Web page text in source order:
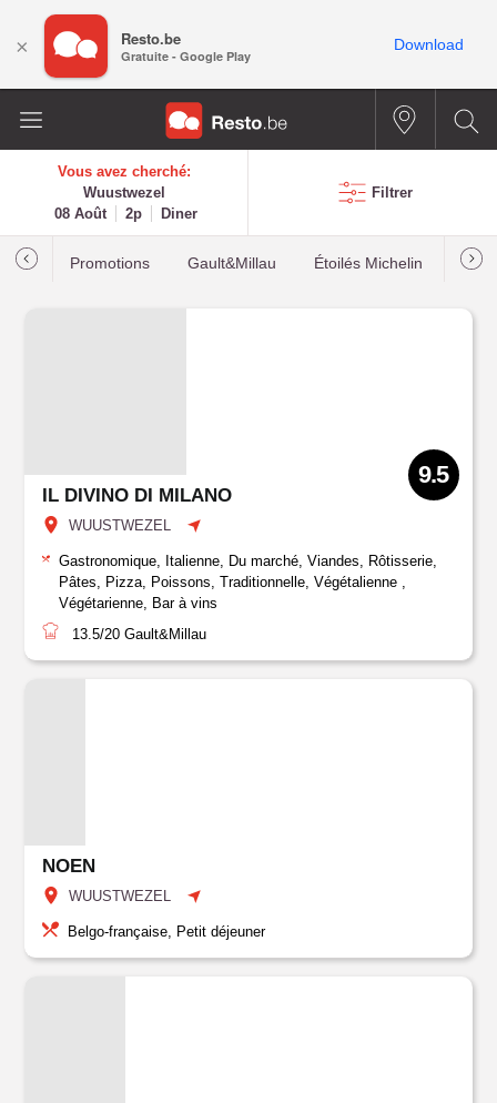
Vous avez cherché:
Wuustwezel
08 Août
2p Diner
Filtrer
Promotions Gault&Millau Étoilés Michelin Les
IL DIVINO DI MILANO
WUUSTWEZEL
9.5
Gastronomique, Italienne, Du marché, Viandes, Rôtisserie,
Pâtes, Pizza, Poissons, Traditionnelle, Végétalienne ,
Végétarienne, Bar à vins
13.5/20 Gault&Millau
NOEN
WUUSTWEZEL
Belgo-française, Petit déjeuner
× Resto.be
Gratuite - Google Play
Download